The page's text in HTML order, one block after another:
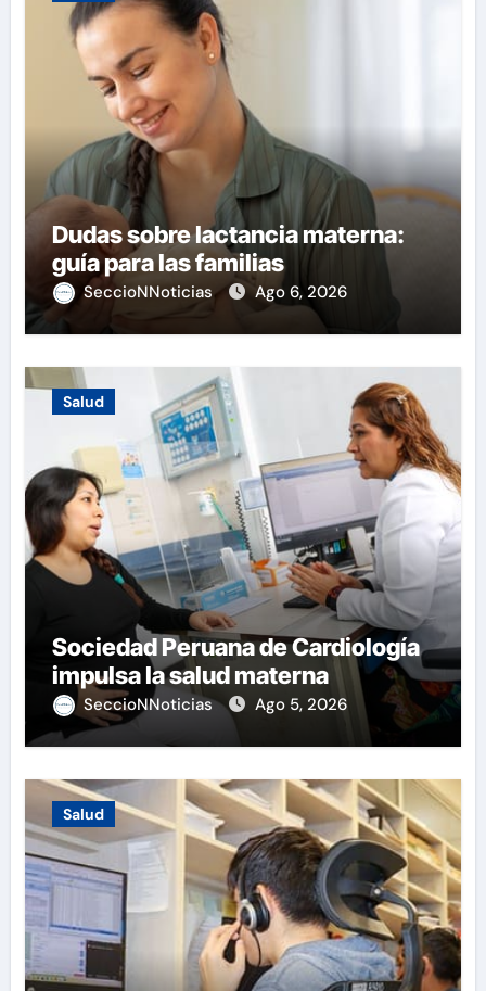
Dudas sobre lactancia materna:
guía para las familias
SeccioNNoticias Ago 6, 2026
Salud
Sociedad Peruana de Cardiología
impulsa la salud materna
SeccioNNoticias Ago 5, 2026
Salud